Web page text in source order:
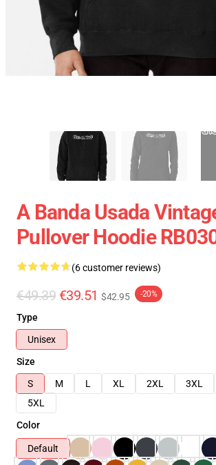
A Banda Usada
Pullover Hoodie
(6 customer reviews)
€49.39 €39.51 $42.95 -20%
Type
Unisex
Size
S
M L XL 2XL 3XL
5XL
Color
Default